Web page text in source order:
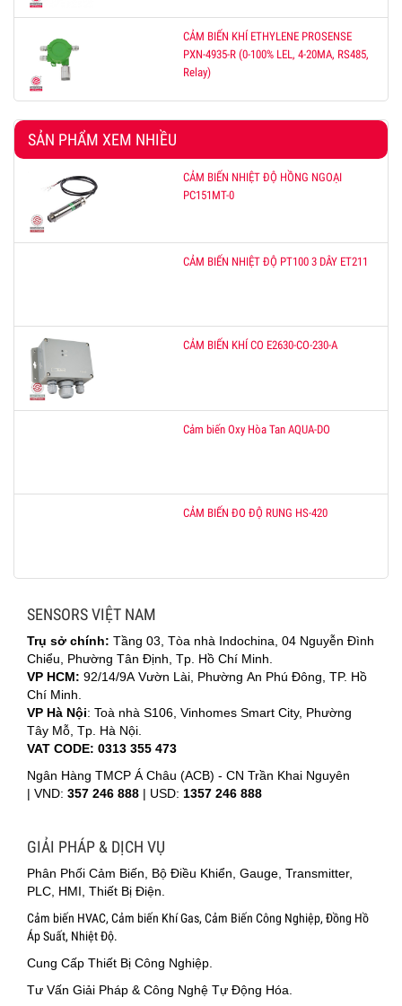
CẢM BIẾN KHÍ ETHYLENE PROSENSE
PXN-4935-R (0-100% LEL, 4-20MA, RS485,
Relay)
SẢN PHẨM XEM NHIỀU
CẢM BIẾN NHIỆT ĐỘ HỒNG NGOẠI
PC151MT-0
CẢM BIẾN NHIỆT ĐỘ PT100 3 DÂY ET211
CẢM BIẾN KHÍ CO E2630-CO-230-A
Cảm biến Oxy Hòa Tan AQUA-DO
CẢM BIẾN ĐO ĐỘ RUNG HS-420
SENSORS VIỆT NAM
Trụ sở chính: Tầng 03, Tòa nhà Indochina, 04 Nguyễn Đình
Chiểu, Phường Tân Định, Tp. Hồ Chí Minh.
VP HCM: 92/14/9A Vườn Lài, Phường An Phú Đông, TP. Hồ
Chí Minh.
VP Hà Nội: Toà nhà S106, Vinhomes Smart City, Phường
Tây Mỗ, Tp. Hà Nội.
VAT CODE: 0313 355 473
Ngân Hàng TMCP Á Châu (ACB) - CN Trần Khai Nguyên
| VND: 357 246 888 | USD: 1357 246 888
GIẢI PHÁP & DỊCH VỤ
Phân Phối Cảm Biến, Bộ Điều Khiển, Gauge, Transmitter,
PLC, HMI, Thiết Bị Điện.
Cảm biến HVAC, Cảm biến Khí Gas, Cảm Biến Công Nghiệp, Đồng Hồ
Áp Suất, Nhiệt Độ.
Cung Cấp Thiết Bị Công Nghiệp.
Tư Vấn Giải Pháp & Công Nghệ Tự Động Hóa.